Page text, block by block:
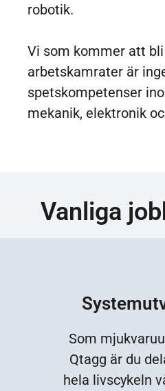
robotik.
Vi som kommer att
arbetskamrater är
spetskompetenser
mekanik, elektronik
Vanliga
Som
Qtagg är du
hela livscykeln